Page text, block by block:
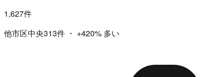
1,627件
他市区中央313件 ・ +420% 多い